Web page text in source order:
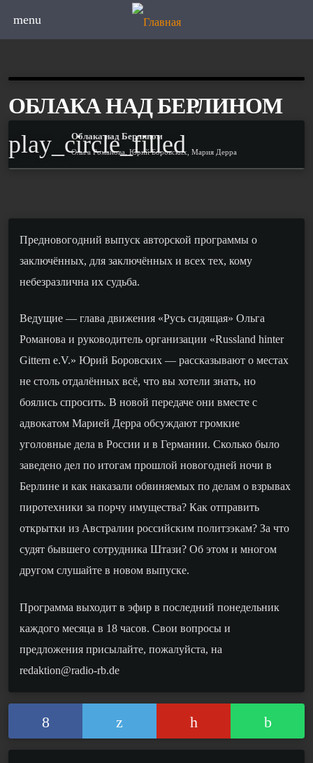
menu
ОБЛАКА НАД БЕРЛИНОМ
play_circle_filled
Облака над Берлином
Ольга Романова, Юрий Боровских, Мария Дерра
Предновогодний выпуск авторской программы о
заключённых, для заключённых и всех тех, кому
небезразлична их судьба.
Ведущие — глава движения «Русь сидящая» Ольга
Романова и руководитель организации «Russland hinter
Gittern e.V.» Юрий Боровских — рассказывают о местах
не столь отдалённых всё, что вы хотели знать, но
боялись спросить. В новой передаче они вместе с
адвокатом Марией Дерра обсуждают громкие
уголовные дела в России и в Германии. Сколько было
заведено дел по итогам прошлой новогодней ночи в
Берлине и как наказали обвиняемых по делам о взрывах
пиротехники за порчу имущества? Как отправить
открытки из Австралии российским политзэкам? За что
судят бывшего сотрудника Штази? Об этом и многом
другом слушайте в новом выпуске.
Программа выходит в эфир в последний понедельник
каждого месяца в 18 часов. Свои вопросы и
предложения присылайте, пожалуйста, на
redaktion@radio-rb.de